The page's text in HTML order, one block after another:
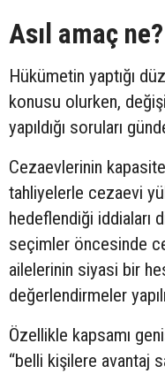
Asıl amaç ne?
Hükümetin yaptığı
konusu olurken,
yapıldığı soruları
Cezaevlerinin
tahliyelerle cezaevi
hedeflendiği iddiaları
seçimler öncesinde
ailelerinin siyasi bir
değerlendirmeler
Özellikle kapsamı
“belli kişilere avantaj